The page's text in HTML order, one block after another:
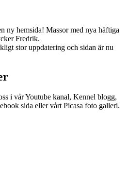
ny hemsida! Massor med nya häftiga
Fredrik.
stor uppdatering och sidan är nu
i vår Youtube kanal, Kennel blogg,
sida eller vårt Picasa foto galleri.